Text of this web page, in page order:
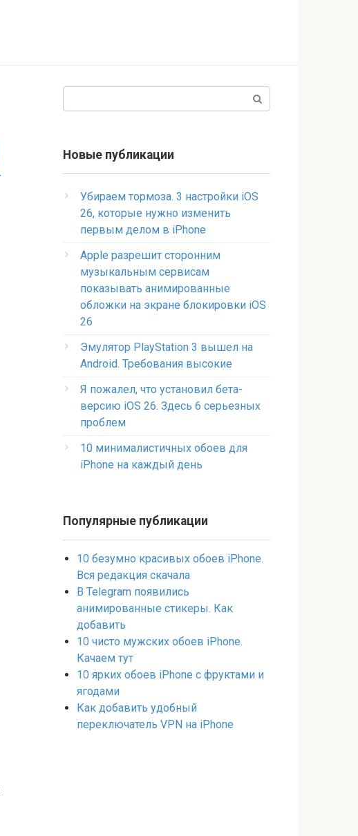
Новые публикации
Убираем тормоза. 3 настройки iOS
26, которые нужно изменить
первым делом в iPhone
Apple разрешит сторонним
музыкальным сервисам
показывать анимированные
обложки на экране блокировки iOS
26
Эмулятор PlayStation 3 вышел на
Android. Требования высокие
Я пожалел, что установил бета-
версию iOS 26. Здесь 6 серьезных
проблем
10 минималистичных обоев для
iPhone на каждый день
Популярные публикации
10 безумно красивых обоев iPhone.
Вся редакция скачала
В Telegram появились
анимированные стикеры. Как
добавить
10 чисто мужских обоев iPhone.
Качаем тут
10 ярких обоев iPhone с фруктами и
ягодами
Как добавить удобный
переключатель VPN на iPhone